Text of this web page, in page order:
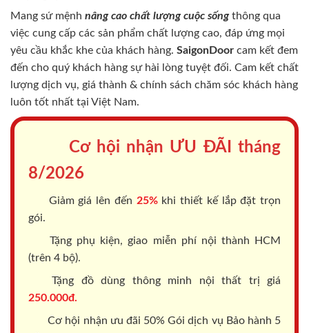
Mang sứ mệnh nâng cao chất lượng cuộc sốngthông qua
việc cung cấp các sản phẩm chất lượng cao, đáp ứng mọi
yêu cầu khắc khe của khách hàng. SaigonDoor cam kết đem
đến cho quý khách hàng sự hài lòng tuyệt đối. Cam kết chất
lượng dịch vụ, giá thành & chính sách chăm sóc khách hàng
luôn tốt nhất tại Việt Nam.
Cơ hội nhận ƯU ĐÃI tháng
8/2026
Giảm giá lên đến 25%khi thiết kế lắp đặt trọn
gói.
Tặng phụ kiện, giao miễn phí nội thành HCM
(trên 4 bộ).
Tặng đồ dùng thông minh nội thất trị giá
250.000đ.
Cơ hội nhận ưu đãi 50% Gói dịch vụ Bảo hành 5